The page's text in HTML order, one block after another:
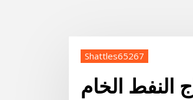
Shattles65267
الخام